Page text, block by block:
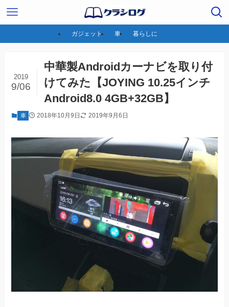
ガジェット 車 暮らしに
中華製Androidカーナビを取り付
けてみた【JOYING 10.25インチ
Android8.0 4GB+32GB】
2019
9/06
車 2018年10月9日 2019年9月6日